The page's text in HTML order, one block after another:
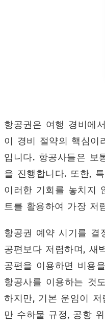
여행 경비 절약 팁
항공권은 여행 경비에
이 경비 절약의 핵심이
입니다. 항공사들은 보
을 진행합니다. 또한,
이러한 기회를 놓치지
트를 활용하여 가장 저
항공권 예약 시기를 결
공편보다 저렴하며, 새
공편을 이용하면 비용
항공사를 이용하는 것
하지만, 기본 운임이
만 수하물 규정, 공항